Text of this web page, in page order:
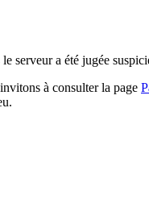
serveur a été jugée
à consulter la page